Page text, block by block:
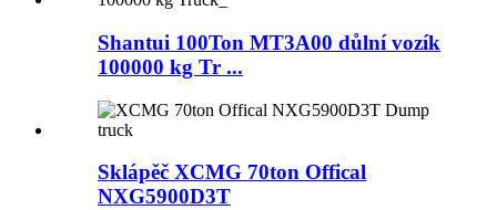
Shantui 100Ton MT3A00 důlní vozík
100000 kg Tr ...
Sklápěč XCMG 70ton Offical
NXG5900D3T